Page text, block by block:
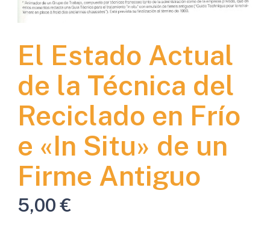
El Estado Actual
de la Técnica del
Reciclado en Frío
e «In Situ» de un
Firme Antiguo
5,00€